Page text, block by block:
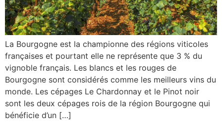
La Bourgogne est la championne des régions viticoles
françaises et pourtant elle ne représente que 3 % du
vignoble français. Les blancs et les rouges de
Bourgogne sont considérés comme les meilleurs vins du
monde. Les cépages Le Chardonnay et le Pinot noir
sont les deux cépages rois de la région Bourgogne qui
bénéficie d’un […]